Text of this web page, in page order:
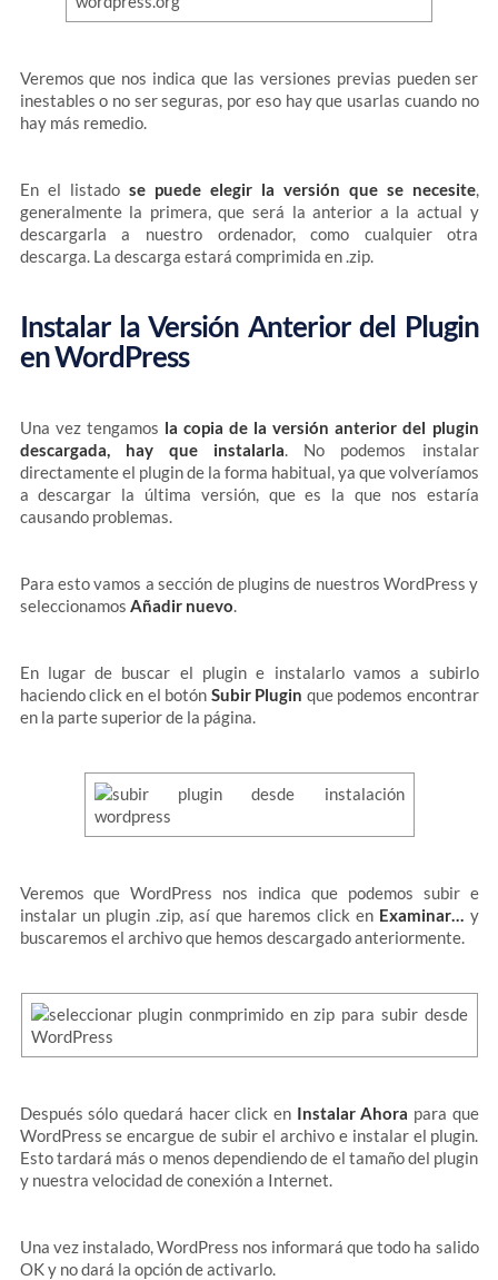
Veremos que nos indica que las versiones previas pueden ser
inestables o no ser seguras, por eso hay que usarlas cuando no
hay más remedio.
En el listadose puede elegir la versión que se necesite,
generalmente la primera, que será la anterior a la actual y
descargarla a nuestro ordenador, como cualquier otra
descarga. La descarga estará comprimida en .zip.
Instalar la Versión Anterior del Plugin
en WordPress
Una vez tengamos la copia de la versión anterior del plugin
descargada, hay que instalarla. No podemos instalar
directamente el plugin de la forma habitual, ya que volveríamos
a descargar la última versión, que es la que nos estaría
causando problemas.
Para esto vamos a sección de plugins de nuestros WordPress y
seleccionamos Añadir nuevo.
En lugar de buscar el plugin e instalarlo vamos a subirlo
haciendo click en el botón Subir Plugin que podemos encontrar
en la parte superior de la página.
Veremos que WordPress nos indica que podemos subir e
instalar un plugin .zip, así que haremos click en Examinar… y
buscaremos el archivo que hemos descargado anteriormente.
Después sólo quedará hacer click en Instalar Ahora para que
WordPress se encargue de subir el archivo e instalar el plugin.
Esto tardará más o menos dependiendo de el tamaño del plugin
y nuestra velocidad de conexión a Internet.
Una vez instalado, WordPress nos informará que todo ha salido
OK y no dará la opción de activarlo.